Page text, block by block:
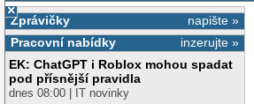
×
napište »
Zprávičky
inzerujte »
Pracovní nabídky
EK: ChatGPT i Roblox mohou spadat
pod přísnější pravidla
dnes 08:00 | IT novinky